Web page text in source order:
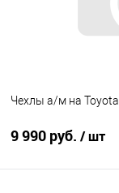
Чехлы а/м на Toyota
9 990 руб. / шт